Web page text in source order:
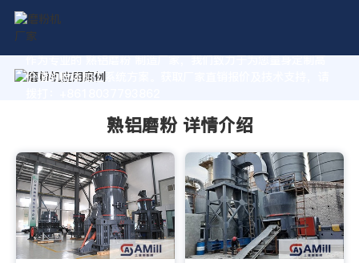
作为专业的 熟铝磨粉 制造厂家，我们致力于为您量身定制高
价值的粉体加工系统方案。获取厂家直销报价及技术支持，请
熟铝磨粉 详情介绍